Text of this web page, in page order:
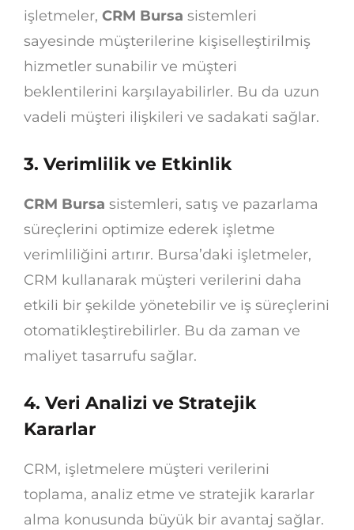
işletmeler, CRM Bursa sistemleri
sayesinde müşterilerine kişiselleştirilmiş
hizmetler sunabilir ve müşteri
beklentilerini karşılayabilirler. Bu da uzun
vadeli müşteri ilişkileri ve sadakati sağlar.
3. Verimlilik ve Etkinlik
CRM Bursa sistemleri, satış ve pazarlama
süreçlerini optimize ederek işletme
verimliliğini artırır. Bursa’daki işletmeler,
CRM kullanarak müşteri verilerini daha
etkili bir şekilde yönetebilir ve iş süreçlerini
otomatikleştirebilirler. Bu da zaman ve
maliyet tasarrufu sağlar.
4. Veri Analizi ve Stratejik
Kararlar
CRM, işletmelere müşteri verilerini
toplama, analiz etme ve stratejik kararlar
alma konusunda büyük bir avantaj sağlar.